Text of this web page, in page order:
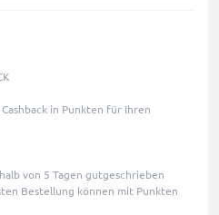
in Punkten für Ihren
von 5 Tagen gutgeschrieben
Bestellung können mit Punkten